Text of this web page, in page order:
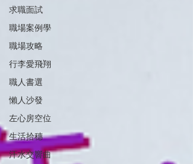
求職面試
職場案例學
職場攻略
行李愛飛翔
職人書選
懶人沙發
左心房空位
生活拾穗
汗水交響曲